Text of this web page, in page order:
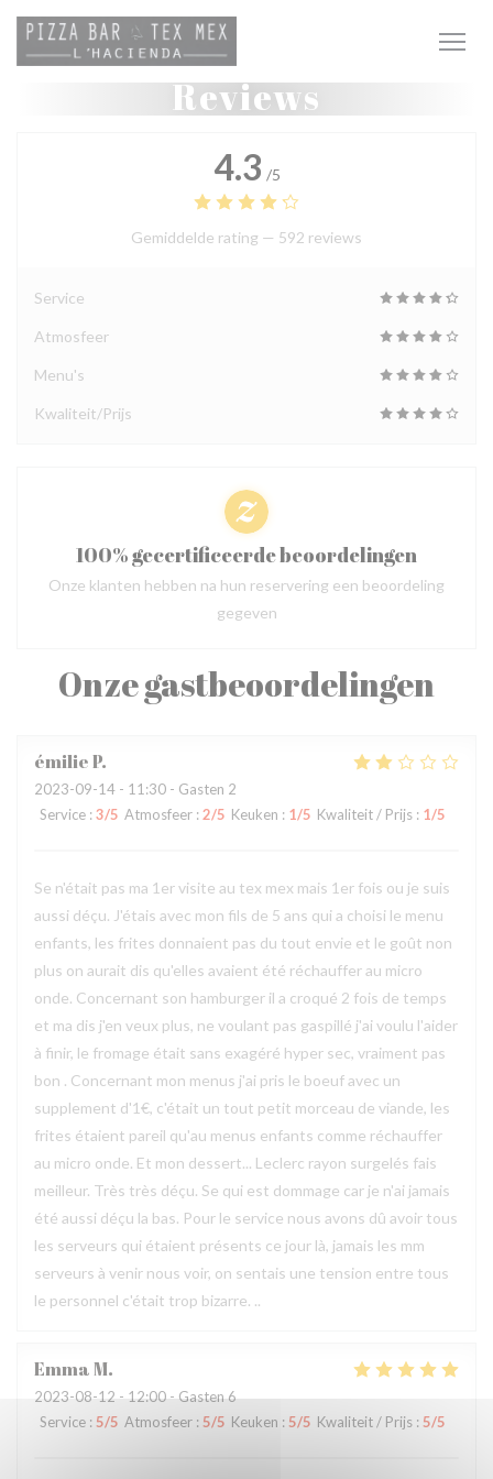
Cookies beheer paneel
Reviews
Onze gastbeoordelingen
émilieP
2023-09-14 - 11:30 - Gasten 2
Service : 3/5 Atmosfeer : 2/5 Keuken : 1/5 Kwaliteit / Prijs : 1/5
Se n'était pas ma 1er visite au tex mex mais 1er fois ou je suis
aussi déçu. J'étais avec mon fils de 5 ans qui a choisi le menu
enfants, les frites donnaient pas du tout envie et le goût non
plus on aurait dis qu'elles avaient été réchauffer au micro
onde. Concernant son hamburger il a croqué 2 fois de temps
et ma dis j'en veux plus, ne voulant pas gaspillé j'ai voulu l'aider
à finir, le fromage était sans exagéré hyper sec, vraiment pas
bon . Concernant mon menus j'ai pris le boeuf avec un
supplement d'1€, c'était un tout petit morceau de viande, les
frites étaient pareil qu'au menus enfants comme réchauffer
au micro onde. Et mon dessert... Leclerc rayon surgelés fais
meilleur. Très très déçu. Se qui est dommage car je n'ai jamais
été aussi déçu la bas. Pour le service nous avons dû avoir tous
les serveurs qui étaient présents ce jour là, jamais les mm
serveurs à venir nous voir, on sentais une tension entre tous
le personnel c'était trop bizarre. ..
EmmaM
2023-08-12 - 12:00 - Gasten 6
Service : 5/5 Atmosfeer : 5/5 Keuken : 5/5 Kwaliteit / Prijs : 5/5
4.3 /5
Gemiddelde rating — 592 reviews
Service
Atmosfeer
Menu's
Kwaliteit/Prijs
100% gecertificeerde beoordelingen
Onze klanten hebben na hun reservering een beoordeling
gegeven